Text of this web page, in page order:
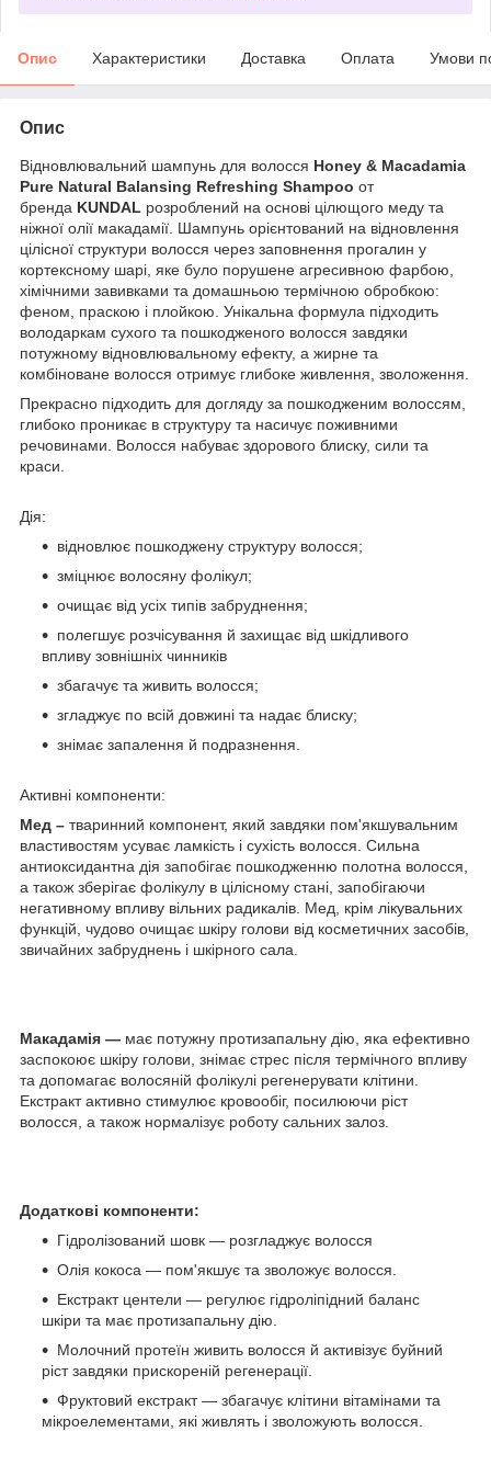
Опис Характеристики Доставка Оплата Умови
Опис
Відновлювальний шампунь для волосся Honey & Macadamia
Pure Natural Balansing Refreshing Shampoo от
бренда KUNDAL розроблений на основі цілющого меду та
ніжної олії макадамії. Шампунь орієнтований на відновлення
цілісної структури волосся через заповнення прогалин у
кортексному шарі, яке було порушене агресивною фарбою,
хімічними завивками та домашньою термічною обробкою:
феном, праскою і плойкою. Унікальна формула підходить
володаркам сухого та пошкодженого волосся завдяки
потужному відновлювальному ефекту, а жирне та
комбіноване волосся отримує глибоке живлення, зволоження.
Прекрасно підходить для догляду за пошкодженим волоссям,
глибоко проникає в структуру та насичує поживними
речовинами. Волосся набуває здорового блиску, сили та
краси.
Дія:
відновлює пошкоджену структуру волосся;
зміцнює волосяну фолікул;
очищає від усіх типів забруднення;
полегшує розчісування й захищає від шкідливого
впливу зовнішніх чинників
збагачує та живить волосся;
згладжує по всій довжині та надає блиску;
знімає запалення й подразнення.
Активні компоненти:
Мед – тваринний компонент, який завдяки пом'якшувальним
властивостям усуває ламкість і сухість волосся. Сильна
антиоксидантна дія запобігає пошкодженню полотна волосся,
а також зберігає фолікулу в цілісному стані, запобігаючи
негативному впливу вільних радикалів. Мед, крім лікувальних
функцій, чудово очищає шкіру голови від косметичних засобів,
звичайних забруднень і шкірного сала.
Макадамія — має потужну протизапальну дію, яка ефективно
заспокоює шкіру голови, знімає стрес після термічного впливу
та допомагає волосяній фолікулі регенерувати клітини.
Екстракт активно стимулює кровообіг, посилюючи ріст
волосся, а також нормалізує роботу сальних залоз.
Додаткові компоненти:
Гідролізований шовк — розгладжує волосся
Олія кокоса — пом'якшує та зволожує волосся.
Екстракт центели — регулює гідроліпідний баланс
шкіри та має протизапальну дію.
Молочний протеїн живить волосся й активізує буйний
ріст завдяки прискореній регенерації.
Фруктовий екстракт — збагачує клітини вітамінами та
мікроелементами, які живлять і зволожують волосся.